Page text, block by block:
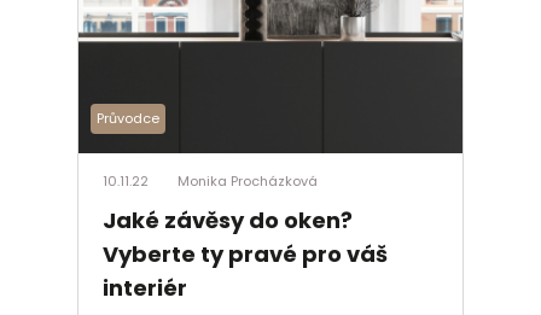
Průvodce
10.11.22 Monika Procházková
Jaké závěsy do oken?
Vyberte ty pravé pro váš
interiér